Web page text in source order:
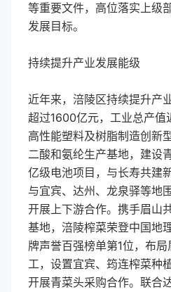
等重要文件，高位落实上级
发展目标。
持续提升产业发展能级
近年来，涪陵区持续提升产
超过1600亿元，工业总产
高性能塑料及树脂制造创新
二酸和氨纶生产基地，建设
亿级电池项目，与长寿共建
与宜宾、达州、龙泉驿等地
开展上下游合作。携手眉山
基地，涪陵榨菜荣登中国地
牌声誉百强榜单第1位，布
工，设置宜宾、筠连榨菜种
开展青菜头采购合作。联合